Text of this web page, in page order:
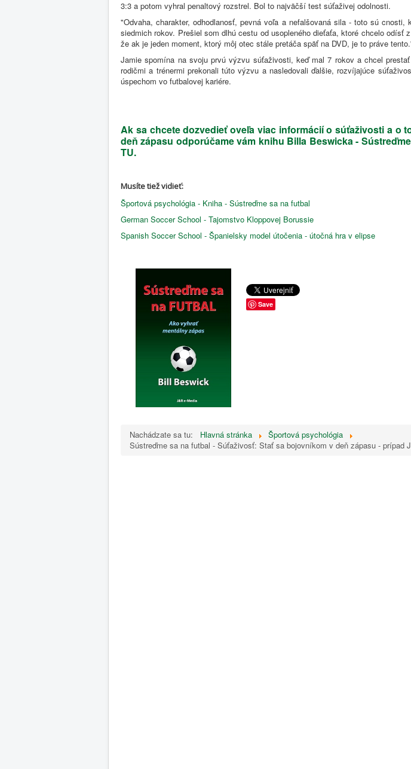
3:3 a potom vyhral penaltový rozstrel. Bol to najväčší test súťaživej odolnosti.
"Odvaha, charakter, odhodlanosť, pevná voľa a nefalšovaná sila - toto sú
siedmich rokov. Prešiel som dlhú cestu od usopleného dieťaťa, ktoré chcelo odísť
že ak je jeden moment, ktorý môj otec stále pretáča späť na DVD, je to práve
Jamie spomína na svoju prvú výzvu súťaživosti, keď mal 7 rokov a chcel
rodičmi a trénermi prekonali túto výzvu a nasledovali ďalšie, rozvíjajúce
úspechom vo futbalovej kariére.
Ak sa chcete dozvedieť oveľa viac informácií o súťaživosti a o
deň zápasu odporúčame vám knihu Billa Beswicka -
TU.
Musíte tiež vidieť:
Športová psychológia - Kniha - Sústreďme sa na futbal
German Soccer School - Tajomstvo Kloppovej Borussie
Spanish Soccer School - Španielsky model útočenia - útočná hra v elipse
Save
Nachádzate sa tu: Hlavná stránka
Športová psychológia
Sústreďme sa na futbal - Súťaživosť: Stať sa bojovníkom v deň zápasu - prípad